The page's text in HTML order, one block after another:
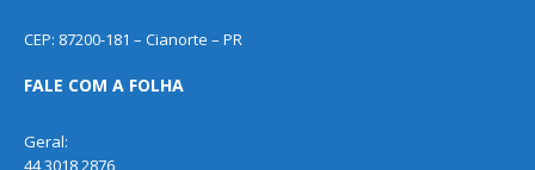
CEP: 87200-181 – Cianorte – PR
FALE COM A FOLHA
Geral:
44 3018 2876